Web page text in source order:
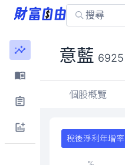
意藍 6925
個股概覽
稅後淨利年增率